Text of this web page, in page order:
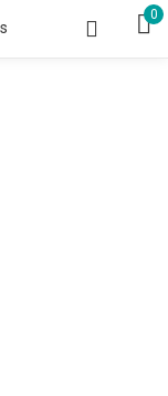
0